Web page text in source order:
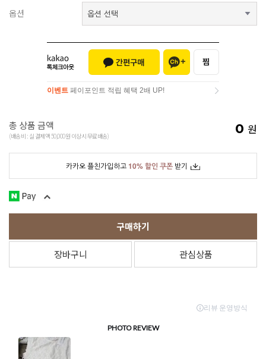
옵션
총 상품 금액
(배송비 : 실 결제액 50,000원 이상시 무료배송) 0 원
카카오 플친가입하고10% 할인 쿠폰 받기
구매하기
장바구니 관심상품